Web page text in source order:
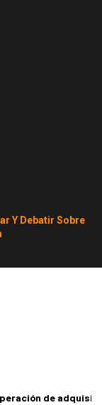
Y Debatir Sobre
de